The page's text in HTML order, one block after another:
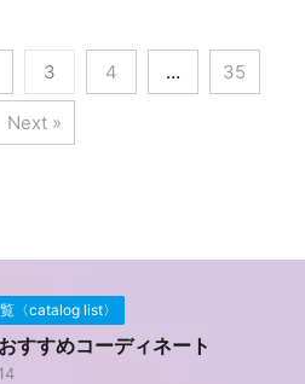
3 4 … 35
Next »
〈catalog list〉
すすめコーディネート